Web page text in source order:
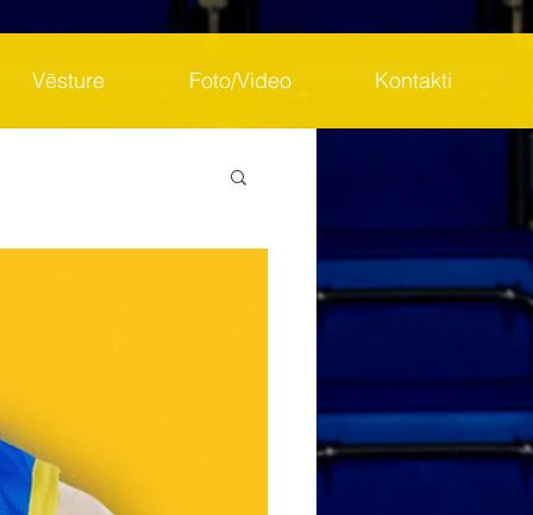
Vēsture Foto/Video Kontakti